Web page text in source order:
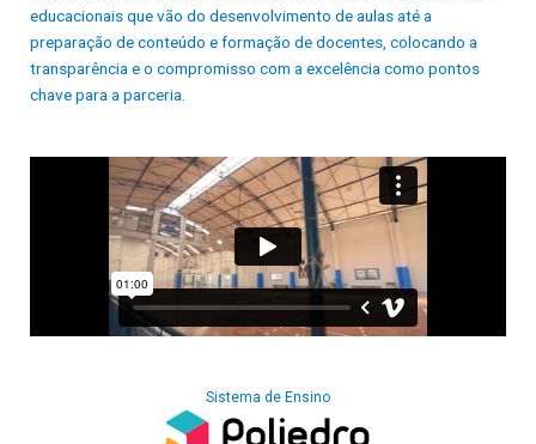
educacionais que vão do desenvolvimento de aulas até a
preparação de conteúdo e formação de docentes, colocando a
transparência e o compromisso com a excelência como pontos
chave para a parceria.
Sistema de Ensino